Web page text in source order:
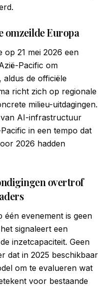
omzeilde Europa
op 21 mei 2026 een
Pacific om
aldus de officiële
richt zich op regionale
milieu-uitdagingen.
van AI-infrastructuur
in een tempo dat
2026 hadden
overtrof
één evenement is geen
signaleert een
inzetcapaciteit. Geen
dat in 2025 beschikbaar
om te evalueren wat
voor bestaande